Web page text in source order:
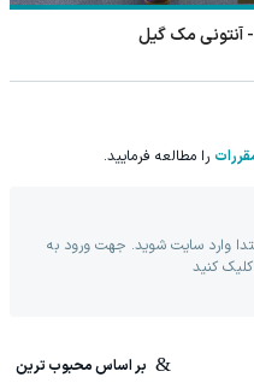
- آنتونی مک گیل
را مطالعه فرمایید.
وارد سایت شوید. جهت ورود به
کلیک کنید
بر اساس محبوب ترین